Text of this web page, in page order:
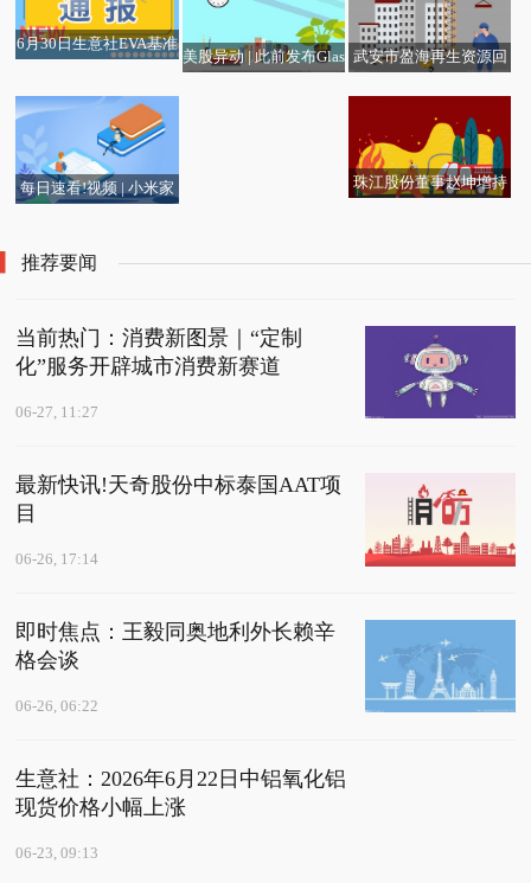
样要求！”|焦点热门
年9月16日起，为期三
年
6月30日生意社EVA基准
美股异动 | 此前发布Glas 武安市盈海再生资源回
本50万人民币 要闻
每日速看!视频 | 小米家
了？
珠江股份董事赵坤增持
推荐要闻
当前热门：消费新图景｜“定制
化”服务开辟城市消费新赛道
06-27, 11:27
最新快讯!天奇股份中标泰国AAT项
目
06-26, 17:14
即时焦点：王毅同奥地利外长赖辛
格会谈
06-26, 06:22
生意社：2026年6月22日中铝氧化铝
现货价格小幅上涨
06-23, 09:13